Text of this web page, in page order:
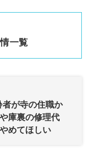
一覧
が寺の住職か
庫裏の修理代
めてほしい